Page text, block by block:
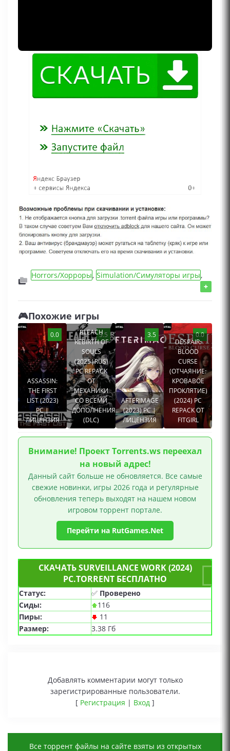
Horrors/Хорроры, Simulation/Симуляторы игры,
+
🎮Похожие игры
0.0
ASSASSIN:
THE FIRST
LIST (2023)
PC |
ЛИЦЕНЗИЯ
3.5
BLEACH
REBIRTH OF
SOULS
(2025|RUS)
PC REPACK
ОТ
МЕХАНИКИ
СО ВСЕМИ
ДОПОЛНЕНИЯМИ
(DLC)
3.5
AFTERIMAGE
(2023) PC |
ЛИЦЕНЗИЯ
0.0
DESPAIR:
BLOOD
CURSE
(ОТЧАЯНИЕ:
КРОВАВОЕ
ПРОКЛЯТИЕ)
(2024) PC
REPACK ОТ
FITGIRL
Внимание! Проект Torrents.ws переехал
на новый адрес!
Данный сайт больше не обновляется. Все самые
свежие новинки, игры 2026 года и регулярные
обновления теперь выходят на нашем новом
игровом торрент портале.
Перейти на RutGames.Net
СКАЧАТЬ SURVEILLANCE WORK (2024)
PC.TORRENT БЕСПЛАТНО
Статус: ✅ Проверено
Сиды:
116
Пиры:
11
Размер:
3.38 Гб
Добавлять комментарии могут только
зарегистрированные пользователи.
[ Регистрация | Вход ]
Все торрент файлы на сайте взяты из открытых